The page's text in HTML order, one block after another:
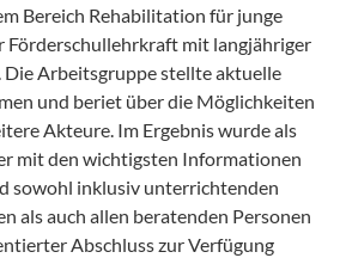
Bereich Rehabilitation für junge
Förderschullehrkraft mit langjähriger
Arbeitsgruppe stellte aktuelle
und beriet über die Möglichkeiten
Akteure. Im Ergebnis wurde als
mit den wichtigsten Informationen
sowohl inklusiv unterrichtenden
als auch allen beratenden Personen
Abschluss zur Verfügung